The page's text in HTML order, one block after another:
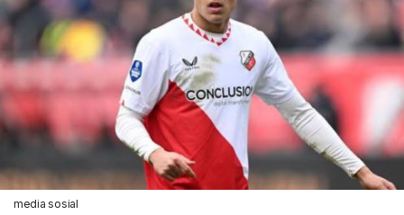
media sosial